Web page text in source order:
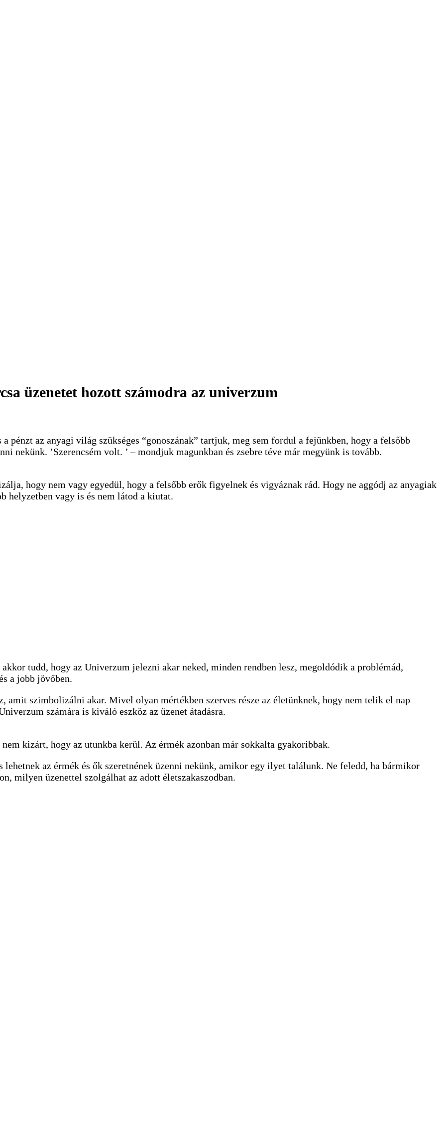
üzenetet hozott számodra az univerzum
pénzt az anyagi világ szükséges “gonoszának” tartjuk, meg sem fordul a fejünkben, hogy a felsőbb
nekünk. ’Szerencsém volt. ’ – mondjuk magunkban és zsebre téve már megyünk is tovább.
hogy nem vagy egyedül, hogy a felsőbb erők figyelnek és vigyáznak rád. Hogy ne aggódj az anyagiak
helyzetben vagy is és nem látod a kiutat.
akkor tudd, hogy az Univerzum jelezni akar neked, minden rendben lesz, megoldódik a problémád,
a jobb jövőben.
amit szimbolizálni akar. Mivel olyan mértékben szerves része az életünknek, hogy nem telik el nap
számára is kiváló eszköz az üzenet átadásra.
kizárt, hogy az utunkba kerül. Az érmék azonban már sokkalta gyakoribbak.
az érmék és ők szeretnének üzenni nekünk, amikor egy ilyet találunk. Ne feledd, ha bármikor
milyen üzenettel szolgálhat az adott életszakaszodban.